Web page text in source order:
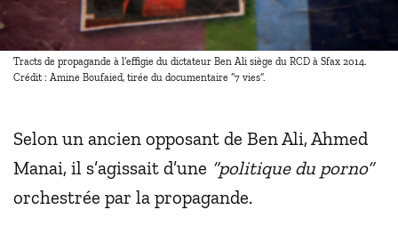
Tracts de propagande à l’effigie du dictateur Ben Ali siège du RCD à Sfax 2014.
Crédit : Amine Boufaied, tirée du documentaire “7 vies”.
Selon un ancien opposant de Ben Ali, Ahmed
Manai, il s’agissait d’une “politique du porno”
orchestrée par la propagande.